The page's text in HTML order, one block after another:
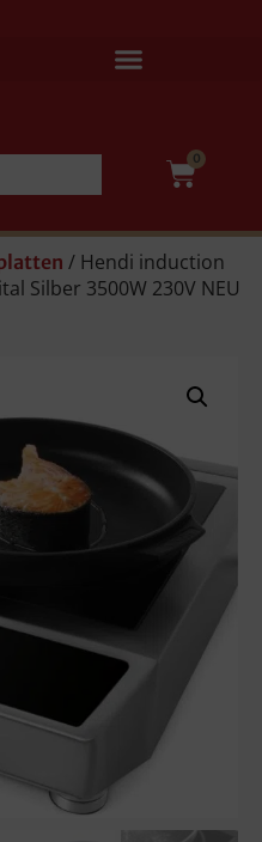
0
/ Hendi induction
Silber 3500W 230V NEU